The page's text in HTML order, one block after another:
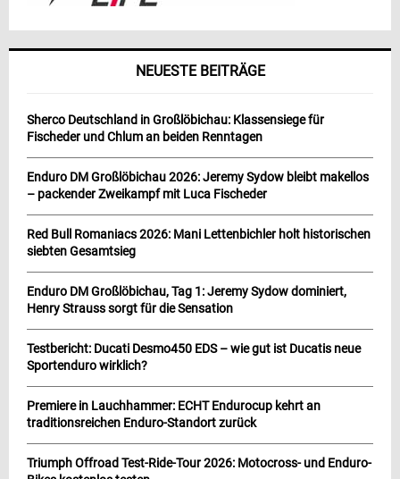
NEUESTE BEITRÄGE
Sherco Deutschland in Großlöbichau: Klassensiege für
Fischeder und Chlum an beiden Renntagen
Enduro DM Großlöbichau 2026: Jeremy Sydow bleibt makellos
– packender Zweikampf mit Luca Fischeder
Red Bull Romaniacs 2026: Mani Lettenbichler holt historischen
siebten Gesamtsieg
Enduro DM Großlöbichau, Tag 1: Jeremy Sydow dominiert,
Henry Strauss sorgt für die Sensation
Testbericht: Ducati Desmo450 EDS – wie gut ist Ducatis neue
Sportenduro wirklich?
Premiere in Lauchhammer: ECHT Endurocup kehrt an
traditionsreichen Enduro-Standort zurück
Triumph Offroad Test-Ride-Tour 2026: Motocross- und Enduro-